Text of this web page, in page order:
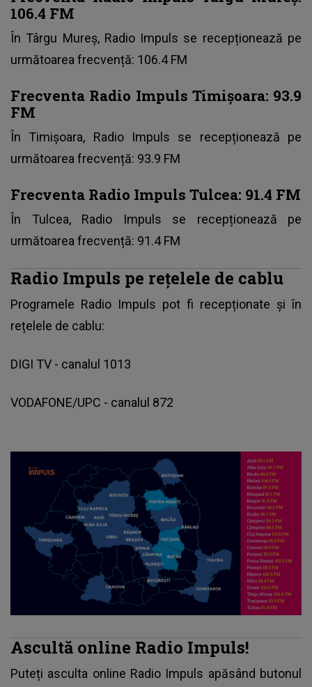
106.4 FM
În Târgu Mureș, Radio Impuls se recepționează pe
următoarea frecvență: 106.4 FM
Frecventa Radio Impuls Timișoara: 93.9
FM
În Timișoara, Radio Impuls se recepționează pe
următoarea frecvență: 93.9 FM
Frecventa Radio Impuls Tulcea: 91.4 FM
În Tulcea, Radio Impuls se recepționează pe
următoarea frecvență: 91.4 FM
Radio Impuls pe rețelele de cablu
Programele Radio Impuls pot fi recepționate și în
rețelele de cablu:
DIGI TV - canalul 1013
VODAFONE/UPC - canalul 872
Ascultă online Radio Impuls!
Puteți asculta online Radio Impuls apăsând butonul